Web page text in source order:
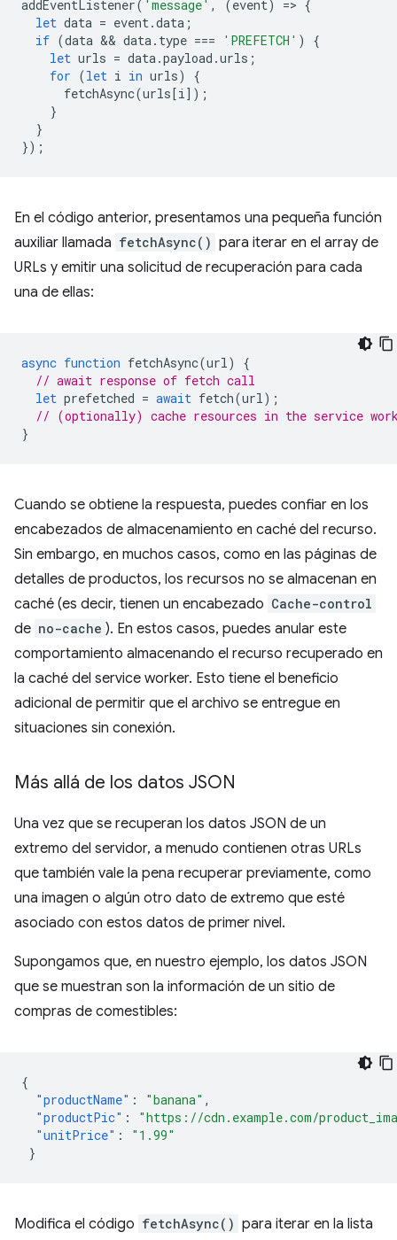
addEventListener( 'message' , (event) => {
let data = event.data ;
if (data && data. type === 'PREFETCH' )
{
let urls = data.payload .urls ;
for (let i in urls)
{
fetchAsync(urls[i]);
}
}
});
En el código anterior, presentamos una pequeña función
auxiliar llamada fetchAsync() para iterar en el array de
URLs y emitir una solicitud de recuperación para cada
una de ellas:
async function fetchAsync(url)
{
// await response of fetch call
let prefetched = await fetch(url);
// (optionally) cache resources in the service
}
Cuando se obtiene la respuesta, puedes confiar en los
encabezados de almacenamiento en caché del recurso.
Sin embargo, en muchos casos, como en las páginas de
detalles de productos, los recursos no se almacenan en
caché (es decir, tienen un encabezado Cache-control
de no-cache ). En estos casos, puedes anular este
comportamiento almacenando el recurso recuperado en
la caché del service worker. Esto tiene el beneficio
adicional de permitir que el archivo se entregue en
situaciones sin conexión.
Más allá de los datos JSON
Una vez que se recuperan los datos JSON de un
extremo del servidor, a menudo contienen otras URLs
que también vale la pena recuperar previamente, como
una imagen o algún otro dato de extremo que esté
asociado con estos datos de primer nivel.
Supongamos que, en nuestro ejemplo, los datos JSON
que se muestran son la información de un sitio de
compras de comestibles:
{
"productName" : "banana" ,
"productPic" :
"https://cdn.example.com/
"unitPrice" :
"1.99"
}
Modifica el código fetchAsync() para iterar en la lista